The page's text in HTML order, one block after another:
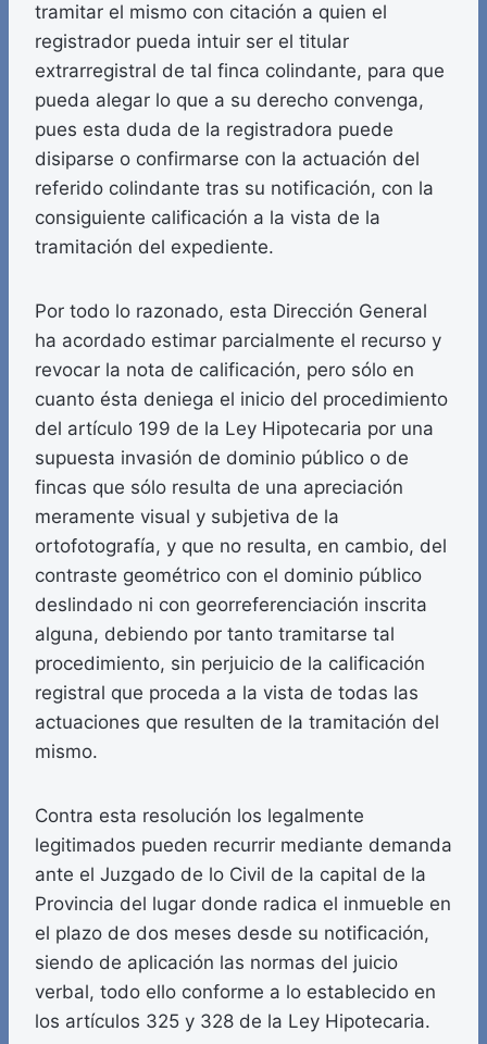
tramitar el mismo con citación a quien el
registrador pueda intuir ser el titular
extrarregistral de tal finca colindante, para que
pueda alegar lo que a su derecho convenga,
pues esta duda de la registradora puede
disiparse o confirmarse con la actuación del
referido colindante tras su notificación, con la
consiguiente calificación a la vista de la
tramitación del expediente.
Por todo lo razonado, esta Dirección General
ha acordado estimar parcialmente el recurso y
revocar la nota de calificación, pero sólo en
cuanto ésta deniega el inicio del procedimiento
del artículo 199 de la Ley Hipotecaria por una
supuesta invasión de dominio público o de
fincas que sólo resulta de una apreciación
meramente visual y subjetiva de la
ortofotografía, y que no resulta, en cambio, del
contraste geométrico con el dominio público
deslindado ni con georreferenciación inscrita
alguna, debiendo por tanto tramitarse tal
procedimiento, sin perjuicio de la calificación
registral que proceda a la vista de todas las
actuaciones que resulten de la tramitación del
mismo.
Contra esta resolución los legalmente
legitimados pueden recurrir mediante demanda
ante el Juzgado de lo Civil de la capital de la
Provincia del lugar donde radica el inmueble en
el plazo de dos meses desde su notificación,
siendo de aplicación las normas del juicio
verbal, todo ello conforme a lo establecido en
los artículos 325 y 328 de la Ley Hipotecaria.